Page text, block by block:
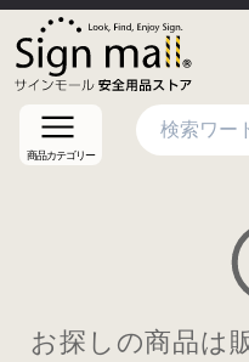
商品カテゴリー 検索
お探しの商品は